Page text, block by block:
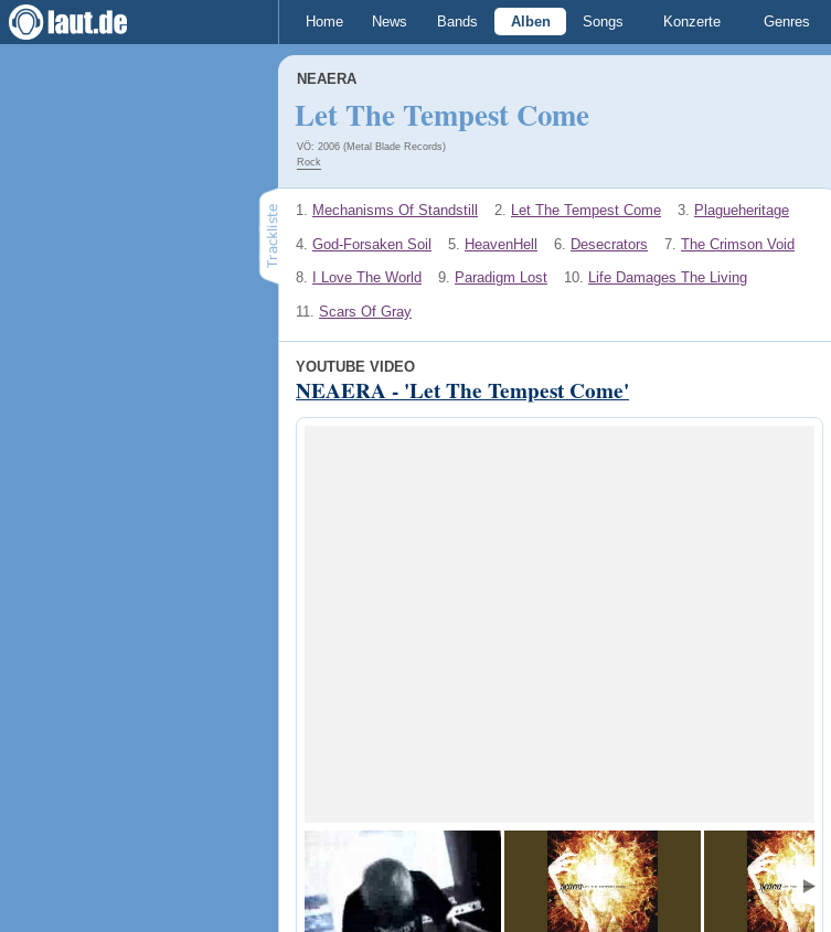
Home News Bands Alben Songs Konzerte Genres
NEAERA
Let The Tempest Come
VÖ: 2006 (Metal Blade Records)
Rock
1. Mechanisms Of Standstill 2. Let The Tempest Come 3. Plagueheritage
4. God-Forsaken Soil 5. HeavenHell 6. Desecrators 7. The Crimson Void
8. I Love The World 9. Paradigm Lost 10. Life Damages The Living
11. Scars Of Gray
YOUTUBE VIDEO
NEAERA - 'Let The Tempest Come'